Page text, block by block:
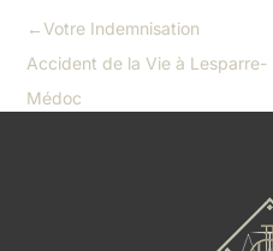
←Votre Indemnisation
Accident de la Vie à Lesparre-
Médoc